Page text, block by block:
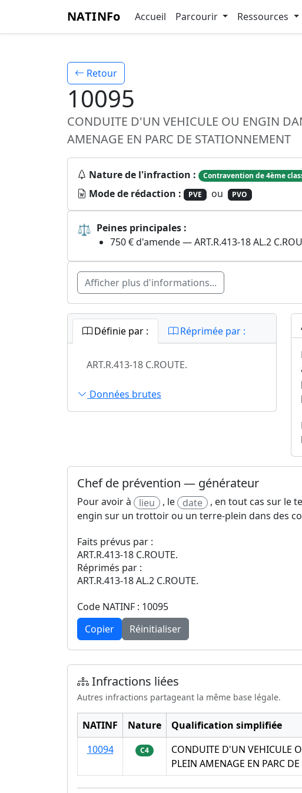
NATINFo Accueil Parcourir Ressources
Retour
10095
CONDUITE D'UN VEHICULE OU ENGIN
AMENAGE EN PARC DE STATIONNEMENT
Nature de l'infraction : Contravention de 4ème
Mode de rédaction :
PVE ou PVO
⚖ Peines principales :
750 € d'amende — ART.R.413-18 AL.2
Afficher plus d'informations...
Définie par : Réprimée par :
ART.R.413-18 C.ROUTE.
Données brutes
Chef de prévention — générateur
Pour avoir à lieu , le date
, en tout cas sur le
engin sur un trottoir ou un terre-plein dans des
Faits prévus par :
ART.R.413-18 C.ROUTE.
Réprimés par :
ART.R.413-18 AL.2 C.ROUTE.
Code NATINF : 10095
Copier
Réinitialiser
Infractions liées
Autres infractions partageant la même base légale.
NATINF Nature
Qualification simplifiée
10094
C4
CONDUITE D'UN VEHICULE
PLEIN AMENAGE EN PARC